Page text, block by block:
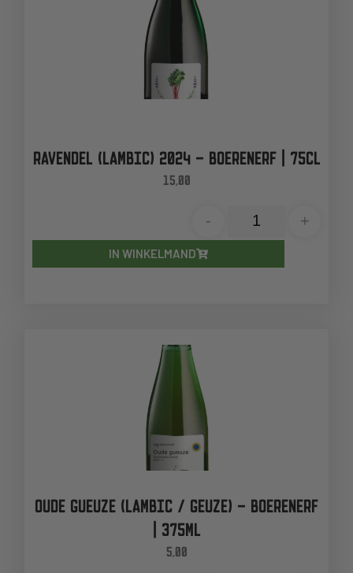
RAVENDEL (LAMBIC) 2024 – BOERENERF | 75CL
15,00
- +
IN WINKELMAND
OUDE GUEUZE (LAMBIC / GEUZE) – BOERENERF
| 375ML
5,00